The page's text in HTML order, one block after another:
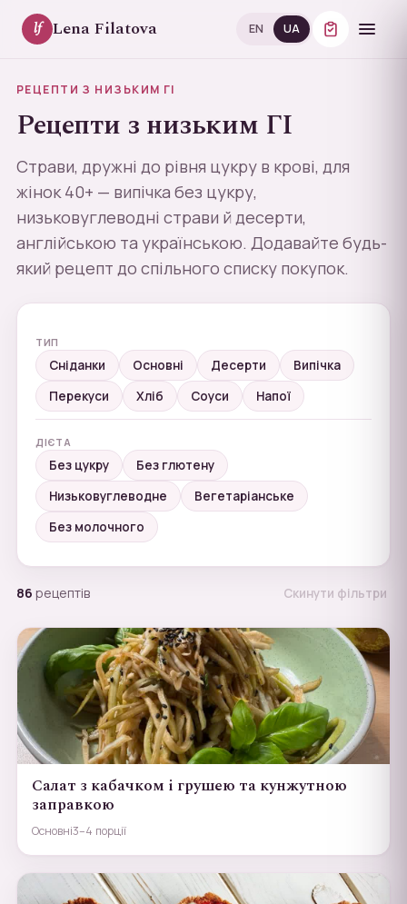
lf Lena Filatova EN UA
РЕЦЕПТИ З НИЗЬКИМ ГІ
Рецепти з низьким ГІ
Страви, дружні до рівня цукру в крові, для
жінок 40+ — випічка без цукру,
низьковуглеводні страви й десерти,
англійською та українською. Додавайте будь-
який рецепт до спільного списку покупок.
ТИП
Сніданки Основні Десерти
Випічка
Перекуси
Хліб Соуси Напої
ДІЄТА
Без цукру
Без глютену
Низьковуглеводне
Вегетаріанське
Без молочного
86 рецептів Скинути фільтри
Салат з кабачком і грушею та кунжутною
заправкою
Основні3–4 порції